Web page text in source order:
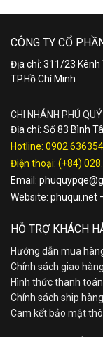
CÔNG TY CỔ
Địa chỉ: 311/23 Kênh
TP.Hồ Chí Minh
CHI NHÁNH PHÚ
Địa chỉ: Số 83 Bình
Hotline: 0902.636354
Điện thoại: (+84)
Email:
Website: phuqui.net
HỖ TRỢ KHÁCH
Hướng dẫn mua
Chính sách giao
Hình thức thanh toán
Chính sách ship
Cam kết bảo mật